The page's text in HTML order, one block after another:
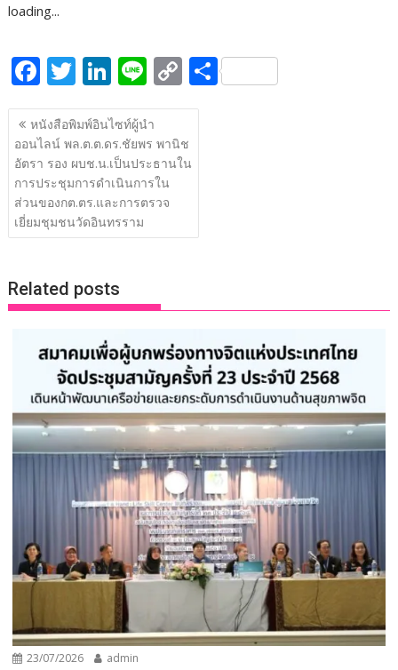
e
b
o
o
k
er e
dI
n
y
Li
n
k
e
loading...
F
ac
e
b
o
o
k
T
w
itt
er
Li
n
k
e
dI
n
Li
n
e
C
o
y
k
S
แนะแนว
เรื่อง
หนังสือพิมพ์อินไซท์ผู้นำ
ออนไลน์ พล.ต.ต.ดร.ชัยพร พานิช
อัตรา รอง ผบช.น.เป็นประธานใน
การประชุมการดำเนินการใน
ส่วนของกต.ตร.และการตรวจ
เยี่ยมชุมชนวัดอินทรราม
Related posts
23/07/2026 admin